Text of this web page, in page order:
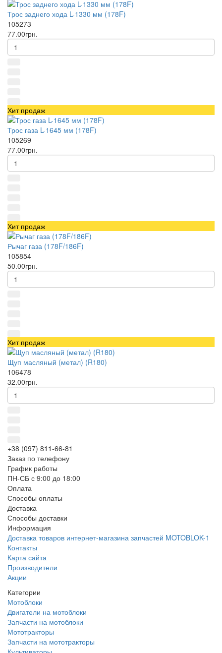
Трос заднего хода L-1330 мм (178F)
105273
77.00грн.
Хит продаж
Трос газа L-1645 мм (178F)
105269
77.00грн.
Хит продаж
Рычаг газа (178F/186F)
105854
50.00грн.
Хит продаж
Щуп масляный (метал) (R180)
106478
32.00грн.
+38 (097) 811-66-81
Заказ по телефону
График работы
ПН-СБ с 9:00 до 18:00
Оплата
Способы оплаты
Доставка
Способы доставки
Информация
Доставка товаров интернет-магазина запчастей MOTOBLOK-1
Контакты
Карта сайта
Производители
Акции
Категории
Мотоблоки
Двигатели на мотоблоки
Запчасти на мотоблоки
Мототракторы
Запчасти на мототракторы